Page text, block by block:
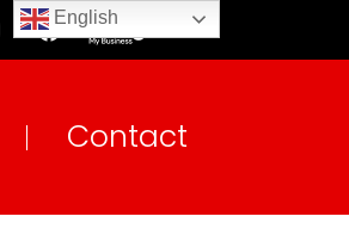
Contact
English